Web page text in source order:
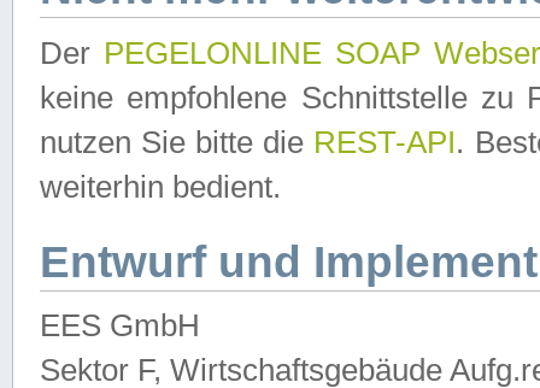
Der PEGELONLINE SOAP
keine empfohlene Schnittstelle zu
nutzen Sie bitte die REST-API.
weiterhin bedient.
Entwurf und
EES GmbH
Sektor F, Wirtschaftsgebäude